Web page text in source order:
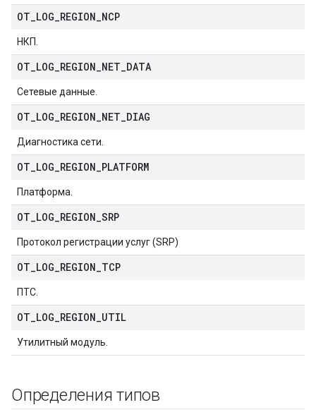
OT LOG REGION NCP
НКП.
OT LOG REGION NET DATA
Сетевые данные.
OT LOG REGION NET DIAG
Диагностика сети.
OT LOG REGION PLATFORM
Платформа.
OT LOG REGION SRP
Протокол регистрации услуг (SRP)
OT LOG REGION TCP
ПТС.
OT LOG REGION UTIL
Утилитный модуль.
Определения типов